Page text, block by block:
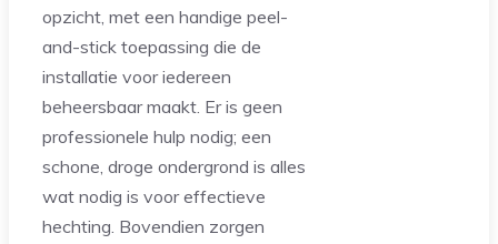
opzicht, met een handige peel-
and-stick toepassing die de
installatie voor iedereen
beheersbaar maakt. Er is geen
professionele hulp nodig; een
schone, droge ondergrond is alles
wat nodig is voor effectieve
hechting. Bovendien zorgen